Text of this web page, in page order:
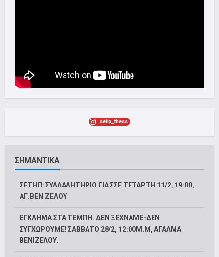
setip_thess
ΣΗΜΑΝΤΙΚΑ
ΣΕΤΗΠ: ΣΥΛΛΑΛΗΤΗΡΙΟ ΓΙΑ ΣΣΕ ΤΕΤΑΡΤΗ 11/2, 19:00,
ΑΓ.ΒΕΝΙΖΕΛΟΥ
ΕΓΚΛΗΜΑ ΣΤΑ ΤΕΜΠΗ. ΔΕΝ ΞΕΧΝΑΜΕ-ΔΕΝ
ΣΥΓΧΩΡΟΥΜΕ! ΣΑΒΒΑΤΟ 28/2, 12:00M.Μ, ΑΓΑΛΜΑ
ΒΕΝΙΖΕΛΟΥ.